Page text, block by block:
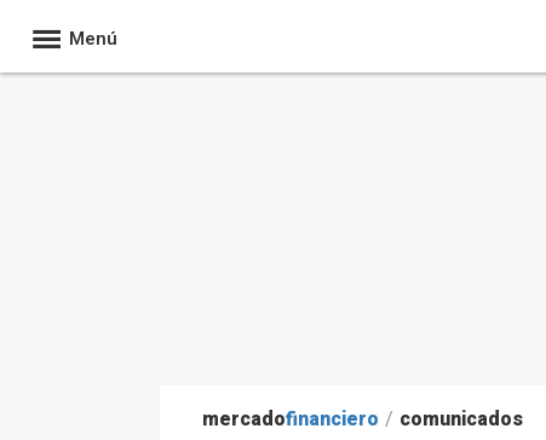
Menú
mercadofinanciero / comunicados